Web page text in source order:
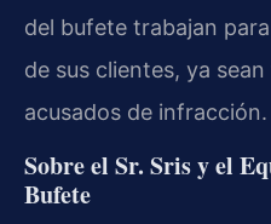
del bufete trabajan
de sus clientes, ya
acusados de
Sobre el Sr. Sris y el
Bufete